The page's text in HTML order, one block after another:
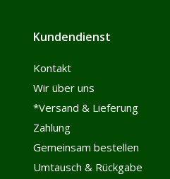
Kundendienst
Kontakt
Wir über uns
*Versand & Lieferung
Zahlung
Gemeinsam bestellen
Umtausch & Rückgabe